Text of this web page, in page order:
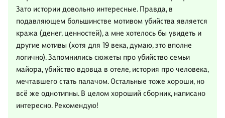
Зато истории довольно интересные. Правда, в
подавляющем большинстве мотивом убийства является
кража (денег, ценностей), а мне хотелось бы увидеть и
другие мотивы (хотя для 19 века, думаю, это вполне
логично). Запомнились сюжеты про убийство семьи
майора, убийство вдовца в отеле, история про человека,
мечтавшего стать палачом. Остальные тоже хороши, но
всё же однотипны. В целом хороший сборник, написано
интересно. Рекомендую!